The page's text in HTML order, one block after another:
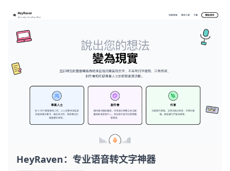
HeyRaven：专业语音转文字神器